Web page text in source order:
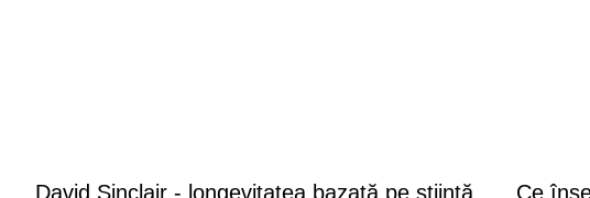
David Sinclair - longevitatea bazată pe știință
Ce